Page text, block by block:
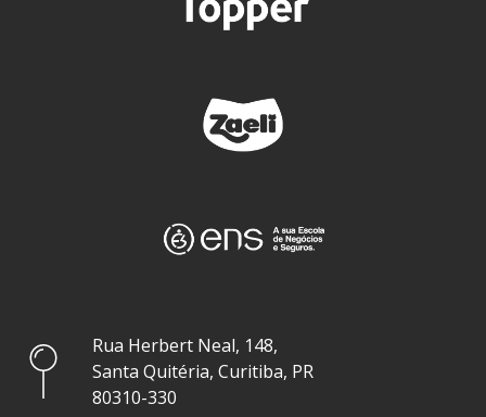
Rua Herbert Neal, 148,
Santa Quitéria, Curitiba, PR
80310-330